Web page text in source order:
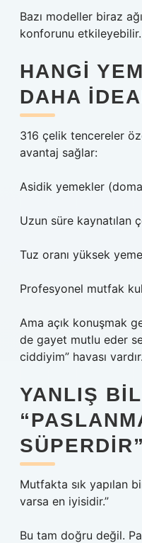
Bazı modeller biraz
konforunu etkileyebilir.
HANGI
DAHA
316 çelik tencereler
avantaj sağlar:
Asidik yemekler
Uzun süre kaynatılan
Tuz oranı yüksek
Profesyonel mutfak
Ama açık konuşmak
de gayet mutlu eder
ciddiyim” havası vardır.
YANLIŞ
Mutfakta sık yapılan
varsa en iyisidir.”
Bu tam doğru değil.